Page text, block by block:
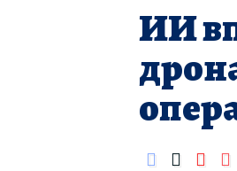
ИИ